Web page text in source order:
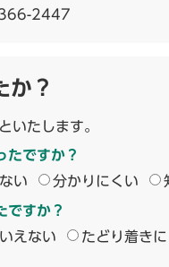
2447
か？
いたします。
たですか？
い 分かりにくい
ですか？
えない たどり着き